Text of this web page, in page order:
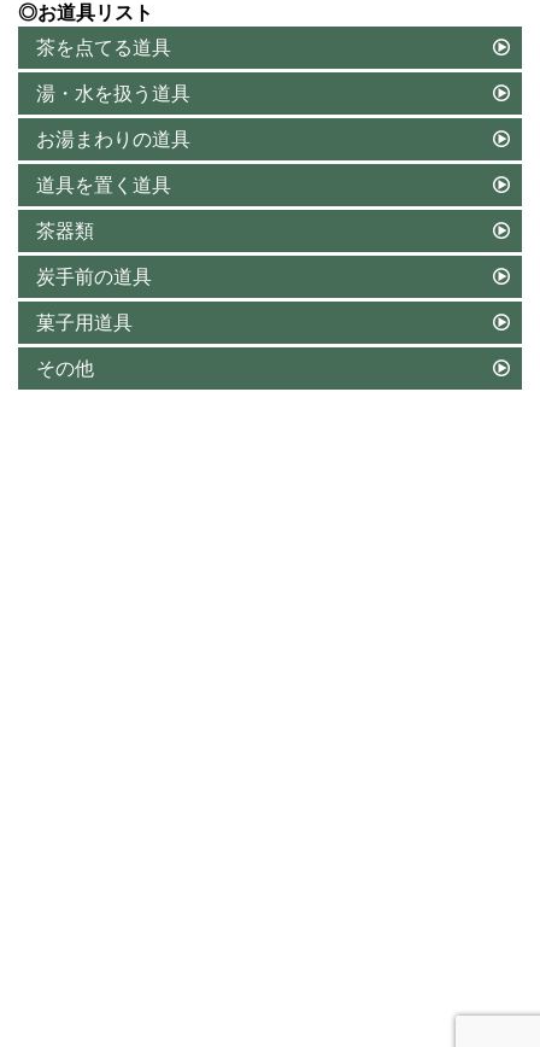
◎お道具リスト
茶を点てる道具
湯・水を扱う道具
お湯まわりの道具
道具を置く道具
茶器類
炭手前の道具
菓子用道具
その他